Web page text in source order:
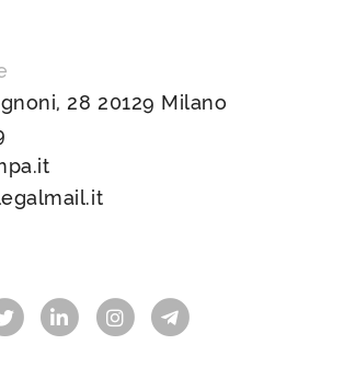
28 20129 Milano